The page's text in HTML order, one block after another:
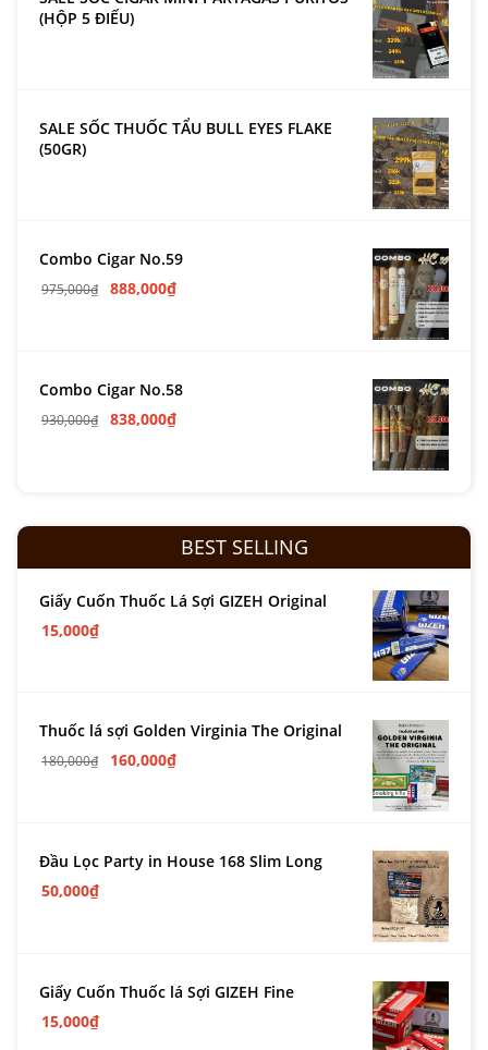
(HỘP 5 ĐIẾU)
SALE SỐC THUỐC TẨU BULL EYES FLAKE
(50GR)
Combo Cigar No.59
975,000₫ 888,000₫
Combo Cigar No.58
930,000₫ 838,000₫
BEST SELLING
Giấy Cuốn Thuốc Lá Sợi GIZEH Original
15,000₫
Thuốc lá sợi Golden Virginia The Original
180,000₫ 160,000₫
Đầu Lọc Party in House 168 Slim Long
50,000₫
Giấy Cuốn Thuốc lá Sợi GIZEH Fine
15,000₫